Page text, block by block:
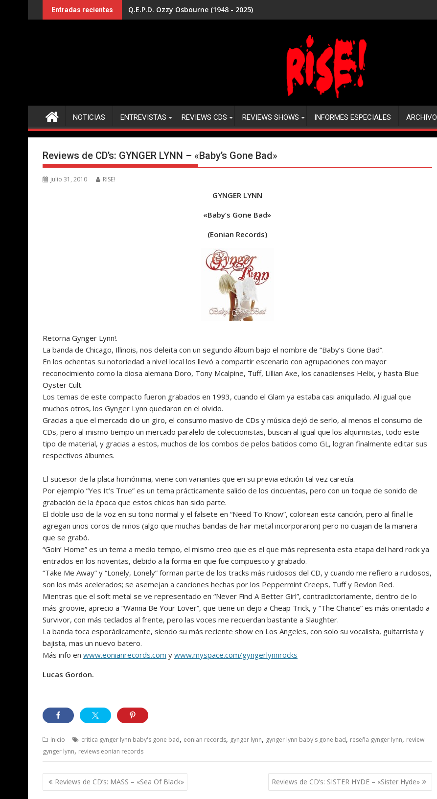
al
Entradas recientes Q.E.P.D. Ozzy Osbourne (1948 - 2025)
NOTICIAS ENTREVISTAS REVIEWS CDS REVIEWS SHOWS INFORMES ESPECIALES ARCHIVO
Reviews de CD’s: GYNGER LYNN – «Baby’s Gone Bad»
julio 31, 2010 RISE!
GYNGER LYNN
«Baby’s Gone Bad»
(Eonian Records)
Retorna Gynger Lynn!.
La banda de Chicago, Illinois, nos deleita con un segundo álbum bajo el nombre de “Baby’s Gone Bad”.
En los ochentas su notoriedad a nivel local los llevó a compartir escenario con agrupaciones con mayor
reconocimiento como la diosa alemana Doro, Tony Mcalpine, Tuff, Lillian Axe, los canadienses Helix, y hasta Blue
Oyster Cult.
Los temas de este compacto fueron grabados en 1993, cuando el Glam ya estaba casi aniquilado. Al igual que
muchos otros, los Gynger Lynn quedaron en el olvido.
Gracias a que el mercado dio un giro, el consumo masivo de CDs y música dejó de serlo, al menos el consumo de
CDs, pero al mismo tiempo un mercado paralelo de coleccionistas, buscan al igual que los alquimistas, todo este
tipo de material, y gracias a estos, muchos de los combos de pelos batidos como GL, logran finalmente editar sus
respectivos álbumes.
El sucesor de la placa homónima, viene con variantes que en su previa edición tal vez carecía.
Por ejemplo “Yes It’s True” es un tema prácticamente salido de los cincuentas, pero con un toque de sonido de
grabación de la época que estos chicos han sido parte.
El doble uso de la voz en su tono normal y el falsete en “Need To Know”, colorean esta canción, pero al final le
agregan unos coros de niños (algo que muchas bandas de hair metal incorporaron) pero no cuajan de la manera
que se grabó.
“Goin’ Home” es un tema a medio tempo, el mismo creo que es el que más representa esta etapa del hard rock ya
entrados en los noventas, debido a la forma en que fue compuesto y grabado.
“Take Me Away” y “Lonely, Lonely” forman parte de los tracks más ruidosos del CD, y cuando me refiero a ruidosos,
son los más acelerados; se asemejan a canciones hechas por los Peppermint Creeps, Tuff y Revlon Red.
Mientras que el soft metal se ve representado en “Never Find A Better Girl”, contradictoriamente, dentro de lo
más groovie, aprecio a “Wanna Be Your Lover”, que tiene un dejo a Cheap Trick, y “The Chance” es más orientado a
Survivor, con más teclados al frente, pero las voces me recuerdan bastante a Slaughter.
La banda toca esporádicamente, siendo su más reciente show en Los Angeles, con solo su vocalista, guitarrista y
bajista, mas un nuevo batero.
Más info en www.eonianrecords.com y www.myspace.com/gyngerlynnrocks
Lucas Gordon.
Inicio critica gynger lynn baby's gone bad, eonian records, gynger lynn, gynger lynn baby's gone bad, reseña gynger lynn, review
gynger lynn, reviews eonian records
Navegación
de
Reviews de CD’s: MASS – «Sea Of Black» Reviews de CD’s: SISTER HYDE – «Sister Hyde»